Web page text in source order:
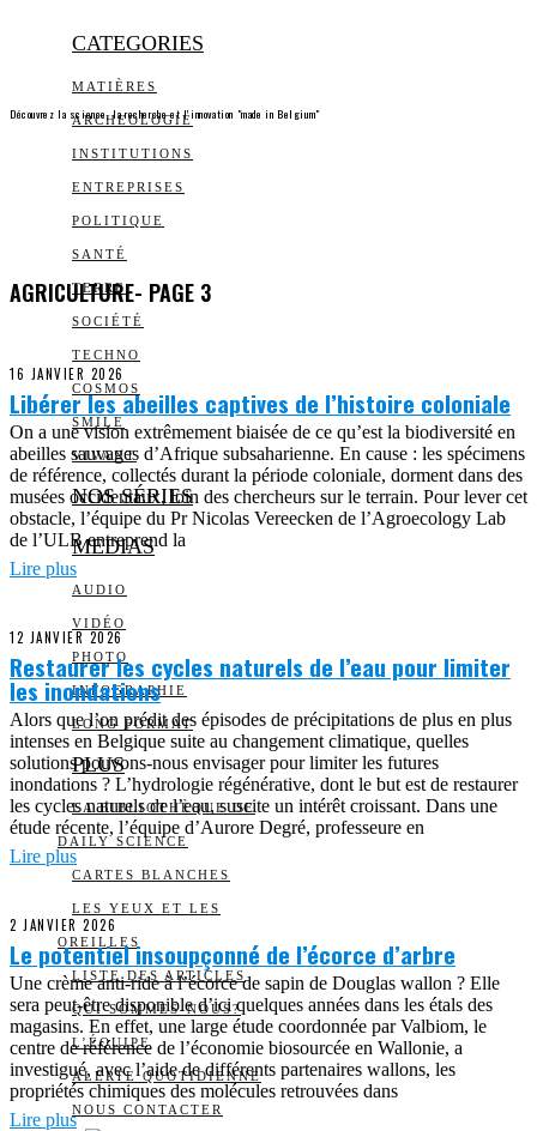
CATEGORIES
MATIÈRES
ARCHEOLOGIE
INSTITUTIONS
ENTREPRISES
POLITIQUE
SANTÉ
TERRE
SOCIÉTÉ
TECHNO
COSMOS
SMILE
VIVANT
NOS SÉRIES
MEDIAS
AUDIO
VIDÉO
PHOTO
INFOGRAPHIE
LONG FORMAT
PLUS
LA BIBLIOTHÈQUE DE
DAILY SCIENCE
CARTES BLANCHES
LES YEUX ET LES
OREILLES
LISTE DES ARTICLES
QUI SOMMES-NOUS?
L’ÉQUIPE
ALERTE QUOTIDIENNE
NOUS CONTACTER
Découvrez la science, la recherche et l’innovation "made in Belgium"
AGRICULTURE- PAGE 3
16 JANVIER 2026
Libérer les abeilles captives de l’histoire coloniale
On a une vision extrêmement biaisée de ce qu’est la biodiversité en
abeilles sauvages d’Afrique subsaharienne. En cause : les spécimens
de référence, collectés durant la période coloniale, dorment dans des
musées occidentaux, loin des chercheurs sur le terrain. Pour lever cet
obstacle, l’équipe du Pr Nicolas Vereecken de l’Agroecology Lab
de l’ULB entreprend la
Lire plus
12 JANVIER 2026
Restaurer les cycles naturels de l’eau pour limiter
les inondations
Alors que l’on prédit des épisodes de précipitations de plus en plus
intenses en Belgique suite au changement climatique, quelles
solutions pouvons-nous envisager pour limiter les futures
inondations ? L’hydrologie régénérative, dont le but est de restaurer
les cycles naturels de l’eau, suscite un intérêt croissant. Dans une
étude récente, l’équipe d’Aurore Degré, professeure en
Lire plus
2 JANVIER 2026
Le potentiel insoupçonné de l’écorce d’arbre
Une crème anti-ride à l’écorce de sapin de Douglas wallon ? Elle
sera peut-être disponible d’ici quelques années dans les étals des
magasins. En effet, une large étude coordonnée par Valbiom, le
centre de référence de l’économie biosourcée en Wallonie, a
investigué, avec l’aide de différents partenaires wallons, les
propriétés chimiques des molécules retrouvées dans
Lire plus